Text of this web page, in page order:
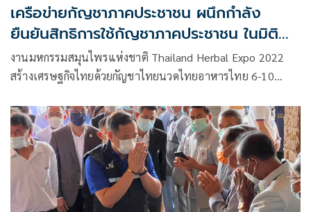
เครือข่ายกัญชาภาคประชาชน ผนึกกำลัง
ยืนยันสิทธิการใช้กัญชาภาคประชาชน ในมิติ
ด้านสุขภาพและด้านเศรษฐกิจ
งานมหกรรมสมุนไพรแห่งชาติ Thailand Herbal Expo 2022
สร้างเศรษฐกิจไทยด้วยกัญชาไทยนวดไทยอาหารไทย 6-10
กัญชาภาคประชาชน ร่วมแถลง จุดยืนของเครือข่ายสมุนไพร
กัญชา